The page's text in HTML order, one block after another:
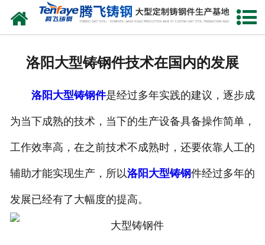
网站首页
生产能力
洛阳大型铸钢件技术在国内的发展
洛阳大型铸钢件是经过多年实践的建议，逐步成
为当下成熟的技术，当下的生产设备具备操作简单，
工作效率高，在之前技术不成熟时，还要依靠人工的
辅助才能实现生产，所以洛阳大型铸钢件经过多年的
发展已经有了大幅度的提高。